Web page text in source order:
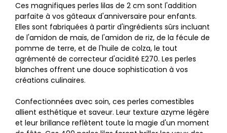
Ces magnifiques perles lilas de 2 cm sont l'addition
parfaite à vos gâteaux d'anniversaire pour enfants.
Elles sont fabriquées à partir d'ingrédients sûrs incluant
de l'amidon de maïs, de l'amidon de riz, de la fécule de
pomme de terre, et de l'huile de colza, le tout
agrémenté de correcteur d'acidité E270. Les perles
blanches offrent une douce sophistication à vos
créations culinaires.
Confectionnées avec soin, ces perles comestibles
allient esthétique et saveur. Leur texture azyme légère
et leur brillance reflètent toute la magie d'un moment